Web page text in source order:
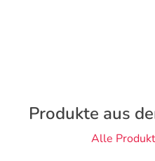
Produkte aus
Alle